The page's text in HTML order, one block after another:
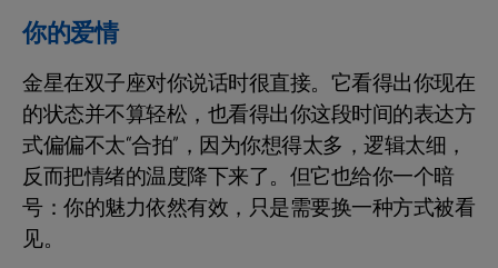
你的爱情
金星在双子座对你说话时很直接。它看得出你现在
的状态并不算轻松，也看得出你这段时间的表达方
式偏偏不太“合拍”，因为你想得太多，逻辑太细，
反而把情绪的温度降下来了。但它也给你一个暗
号：你的魅力依然有效，只是需要换一种方式被看
见。